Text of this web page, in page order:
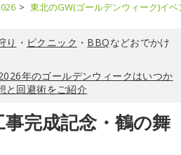
東北のGW(ゴールデンウィーク)イ
り ・ ピクニック ・ BBQなどおでかけ
年のゴールデンウィークはいつか
と回避術をご紹介
完成記念・鶴の舞